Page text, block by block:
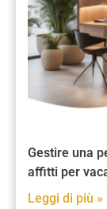
Gestire una
affitti per
Leggi di più »